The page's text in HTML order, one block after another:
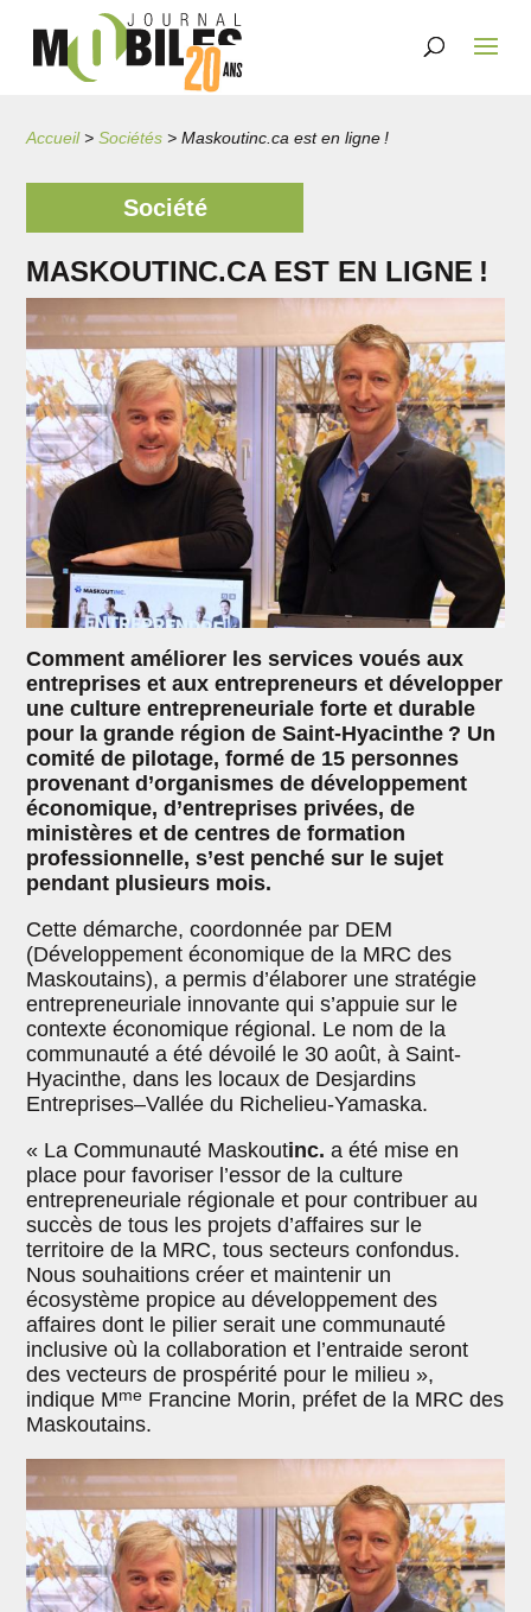
Accueil>Sociétés >Maskoutinc.ca est en ligne !
Société
MASKOUTINC.CA EST EN LIGNE !
Comment améliorer les services voués aux
entreprises et aux entrepreneurs et développer
une culture entrepreneuriale forte et durable
pour la grande région de Saint-Hyacinthe ? Un
comité de pilotage, formé de 15 personnes
provenant d’organismes de développement
économique, d’entreprises privées, de
ministères et de centres de formation
professionnelle, s’est penché sur le sujet
pendant plusieurs mois.
Cette démarche, coordonnée par DEM
(Développement économique de la MRC des
Maskoutains), a permis d’élaborer une stratégie
entrepreneuriale innovante qui s’appuie sur le
contexte économique régional. Le nom de la
communauté a été dévoilé le 30 août, à Saint-
Hyacinthe, dans les locaux de Desjardins
Entreprises–Vallée du Richelieu-Yamaska.
« La Communauté Maskoutinc. a été mise en
place pour favoriser l’essor de la culture
entrepreneuriale régionale et pour contribuer au
succès de tous les projets d’affaires sur le
territoire de la MRC, tous secteurs confondus.
Nous souhaitions créer et maintenir un
écosystème propice au développement des
affaires dont le pilier serait une communauté
inclusive où la collaboration et l’entraide seront
des vecteurs de prospérité pour le milieu »,
indique Mme Francine Morin, préfet de la MRC des
Maskoutains.